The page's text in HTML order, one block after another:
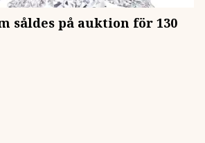
såldes på auktion för 130